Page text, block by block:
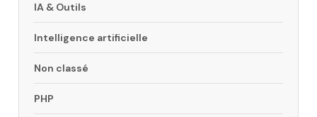
IA & Outils
Intelligence artificielle
Non classé
PHP